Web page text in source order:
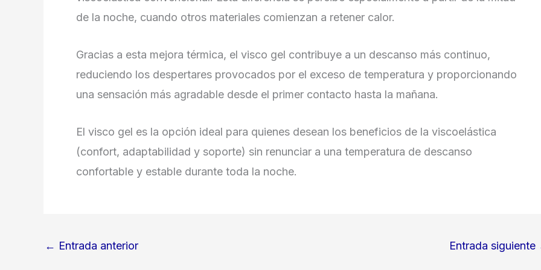
de la noche, cuando otros materiales comienzan a retener calor.
Gracias a esta mejora térmica, el visco gel contribuye a un descanso más continuo,
reduciendo los despertares provocados por el exceso de temperatura y proporcionando
una sensación más agradable desde el primer contacto hasta la mañana.
El visco gel es la opción ideal para quienes desean los beneficios de la viscoelástica
(confort, adaptabilidad y soporte) sin renunciar a una temperatura de descanso
confortable y estable durante toda la noche.
← Entrada anterior Entrada siguiente